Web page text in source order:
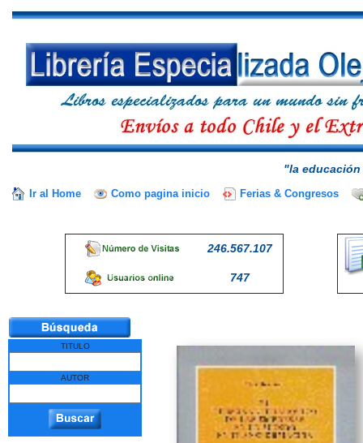
"la
Ir al Home Como pagina inicio Ferias & Congresos
246.567.107
747
TITULO
AUTOR